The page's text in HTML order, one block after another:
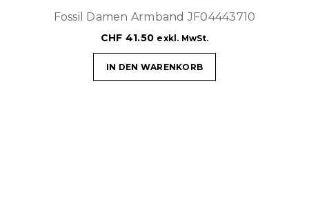
Fossil Damen Armband JF04443710
CHF 41.50 exkl. MwSt.
IN DEN WARENKORB